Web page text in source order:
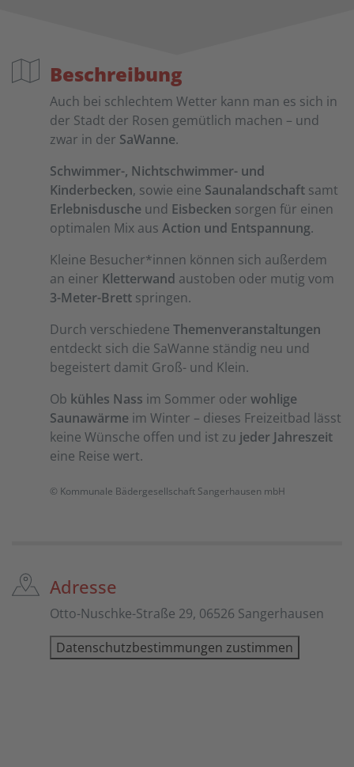
Beschreibung
Auch bei schlechtem Wetter kann man es sich in
der Stadt der Rosen gemütlich machen – und
zwar in der SaWanne.
Schwimmer-, Nichtschwimmer- und
Kinderbecken, sowie eine Saunalandschaft samt
Erlebnisdusche und Eisbecken sorgen für einen
optimalen Mix aus Action und Entspannung.
Kleine Besucher*innen können sich außerdem
an einer Kletterwand austoben oder mutig vom
3-Meter-Brett springen.
Durch verschiedene Themenveranstaltungen
entdeckt sich die SaWanne ständig neu und
begeistert damit Groß- und Klein.
Ob kühles Nass im Sommer oder wohlige
Saunawärme im Winter – dieses Freizeitbad lässt
keine Wünsche offen und ist zu jeder Jahreszeit
eine Reise wert.
© Kommunale Bädergesellschaft Sangerhausen mbH
Adresse
Otto-Nuschke-Straße 29, 06526 Sangerhausen
Datenschutzbestimmungen zustimmen